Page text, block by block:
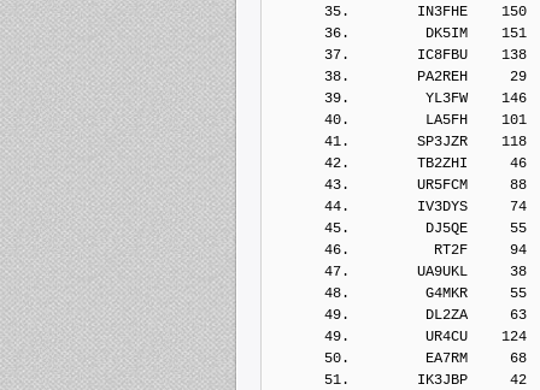
35.        IN3FHE    150
36.         DK5IM    151
37.        IC8FBU    138
38.        PA2REH     29
39.         YL3FW    146
40.         LA5FH    101
41.        SP3JZR    118
42.        TB2ZHI     46
43.        UR5FCM     88
44.        IV3DYS     74
45.         DJ5QE     55
46.          RT2F     94
47.        UA9UKL     38
48.         G4MKR     55
49.         DL2ZA     63
49.         UR4CU    124
50.         EA7RM     68
51.        IK3JBP     42